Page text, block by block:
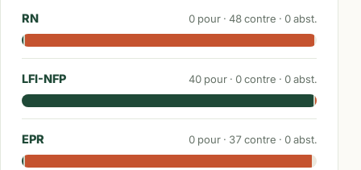
RN 0 pour · 48contre · 0abst.
LFI-NFP 40 pour · 0contre · 0abst.
EPR 0 pour · 37contre · 0abst.